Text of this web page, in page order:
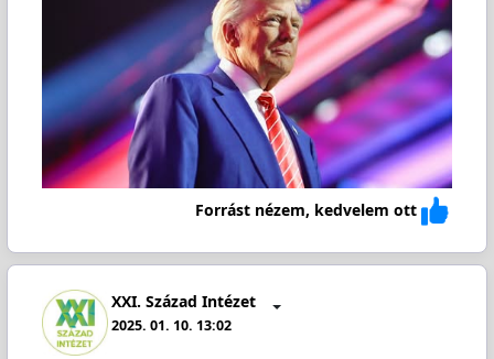
Forrást nézem, kedvelem ott
XXI. Század Intézet
2025. 01. 10. 13:02